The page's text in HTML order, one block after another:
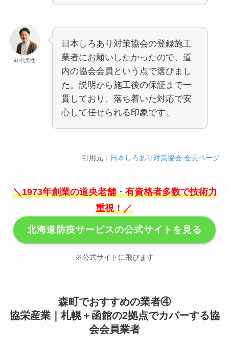
40代男性
日本しろあり対策協会の登録施工
業者にお願いしたかったので、道
内の協会会員という点で選びまし
た。説明から施工後の保証まで一
貫しており、落ち着いた対応で安
心して任せられる印象です。
引用元： 日本しろあり対策協会 会員ページ
＼1973年創業の道央老舗・有資格者多数で技術力
重視！／
北海道防疫サービスの公式サイトを見る
※公式サイトに飛びます
森町でおすすめの業者④
協栄産業｜札幌＋函館の2拠点でカバーする協
会会員業者